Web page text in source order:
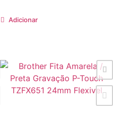
Adicionar